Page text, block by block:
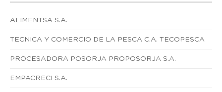
ALIMENTSA S.A.
TECNICA Y COMERCIO DE LA PESCA C.A. TECOPESCA
PROCESADORA POSORJA PROPOSORJA S.A.
EMPACRECI S.A.